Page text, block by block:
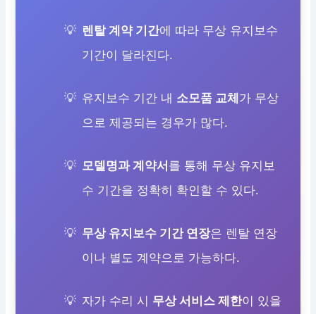
렌탈 계약 기간에 따라 무상 유지보수
기간이 달라진다.
유지보수 기간 내 소모품 교체 가 무상
으로 제공되는 경우가 많다.
모델명과 계약서 를 통해 무상 유지보
수 기간을 정확히 확인할 수 있다.
무상 유지보수 기간 연장은 렌탈 연장
이나 별도 계약으로 가능하다.
자가 수리 시 무상 서비스 제한이 있을